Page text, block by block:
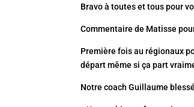
Bravo à toutes et tous pour
Commentaire de Matisse
Première fois au régionaux
départ même si ça part
Notre coach Guillaume